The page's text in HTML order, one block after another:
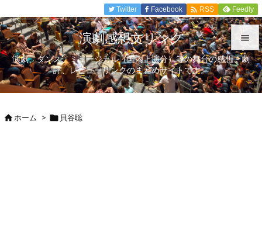


メニュ

Twitter Facebook  RSS Feedly
演劇感想文リンク
演劇、ダンス、ミュージカル（国内上演分）等の舞台の感想、劇
評、レビューリンクのまとめサイトです。
ホーム >  貝谷聡